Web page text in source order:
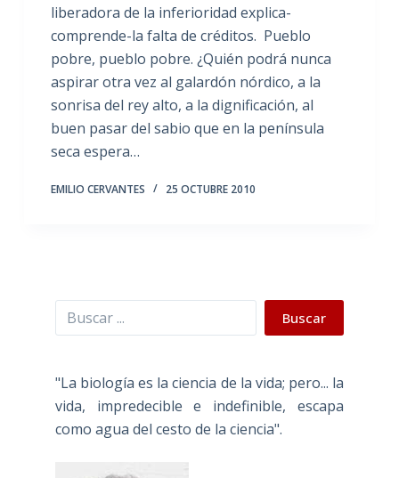
liberadora de la inferioridad explica-
comprende-la falta de créditos. Pueblo
pobre, pueblo pobre. ¿Quién podrá nunca
aspirar otra vez al galardón nórdico, a la
sonrisa del rey alto, a la dignificación, al
buen pasar del sabio que en la península
seca espera…
EMILIO CERVANTES 25 OCTUBRE 2010
Buscar Buscar
"La biología es la ciencia de la vida; pero... la
vida, impredecible e indefinible, escapa
como agua del cesto de la ciencia".